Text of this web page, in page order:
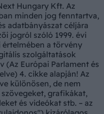
Hungary Kft. Az
minden jog fenntartva,
adatbányászat céljára
jogról szóló 1999. évi
a törvény
szolgáltatások
(Az Európai Parlament és
4. cikke alapján! Az
különösen, de nem
grafikákat,
és videókat stb. – az